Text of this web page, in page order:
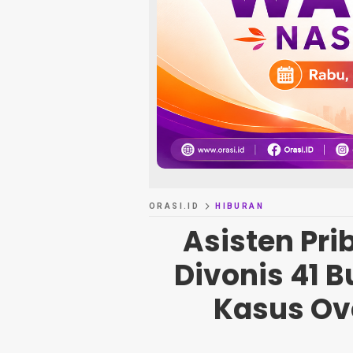
ORASI.ID HIBURAN
Asisten
Divonis 41
Kasus